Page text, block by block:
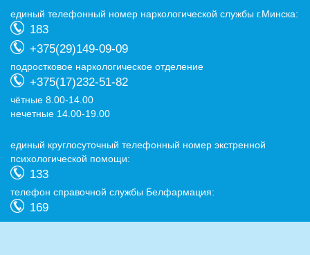
eдиный телефонный номер наркологической службы г.Минска:
183
+375(29)149-09-09
подростковое наркологическое отделение
+375(17)232-51-82
чётные 8.00-14.00
нечетные 14.00-19.00
eдиный круглосуточный телефонный номер экстренной
психологической помощи:
133
телефон справочной службы Белфармация:
169